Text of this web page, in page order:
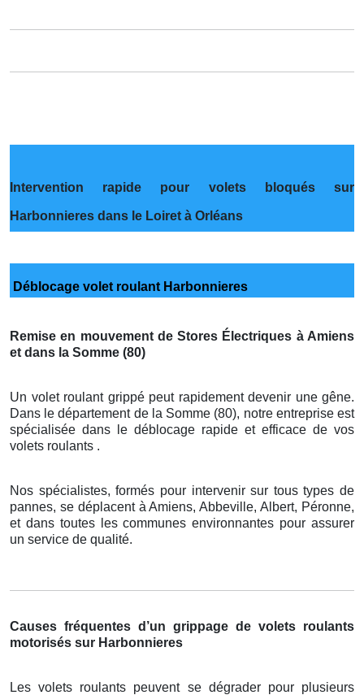
Intervention rapide pour volets bloqués sur
Harbonnieres dans le Loiret à Orléans
Déblocage volet roulant Harbonnieres
Remise en mouvement de Stores Électriques à Amiens
et dans la Somme (80)
Un volet roulant grippé peut rapidement devenir une gêne.
Dans le département de la Somme (80), notre entreprise est
spécialisée dans le déblocage rapide et efficace de vos
volets roulants .
Nos spécialistes, formés pour intervenir sur tous types de
pannes, se déplacent à Amiens, Abbeville, Albert, Péronne,
et dans toutes les communes environnantes pour assurer
un service de qualité.
Causes fréquentes d’un grippage de volets roulants
motorisés sur Harbonnieres
Les volets roulants peuvent se dégrader pour plusieurs